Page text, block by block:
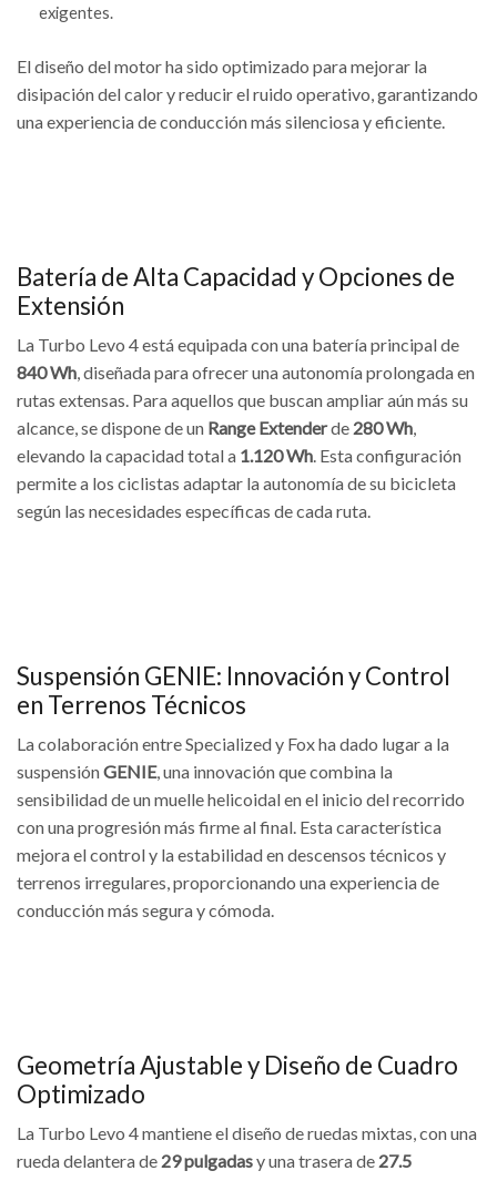
exigentes.
El diseño del motor ha sido optimizado para mejorar la
disipación del calor y reducir el ruido operativo, garantizando
una experiencia de conducción más silenciosa y eficiente.
Batería de Alta Capacidad y Opciones de
Extensión
La Turbo Levo 4 está equipada con una batería principal de
840 Wh , diseñada para ofrecer una autonomía prolongada en
rutas extensas. Para aquellos que buscan ampliar aún más su
alcance, se dispone de un Range Extenderde 280 Wh
elevando la capacidad total a 1.120 Wh . Esta configuración
permite a los ciclistas adaptar la autonomía de su bicicleta
según las necesidades específicas de cada ruta.
Suspensión GENIE: Innovación y Control
en Terrenos Técnicos
La colaboración entre Specialized y Fox ha dado lugar a la
suspensiónGENIE, una innovación que combina la
sensibilidad de un muelle helicoidal en el inicio del recorrido
con una progresión más firme al final. Esta característica
mejora el control y la estabilidad en descensos técnicos y
terrenos irregulares, proporcionando una experiencia de
conducción más segura y cómoda.
Geometría Ajustable y Diseño de Cuadro
Optimizado
La Turbo Levo 4 mantiene el diseño de ruedas mixtas, con una
rueda delantera de 29 pulgadasy una trasera de 27.5